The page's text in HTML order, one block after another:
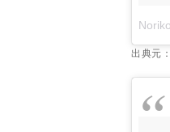
出典元